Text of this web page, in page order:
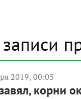
2019, 00:05
корни